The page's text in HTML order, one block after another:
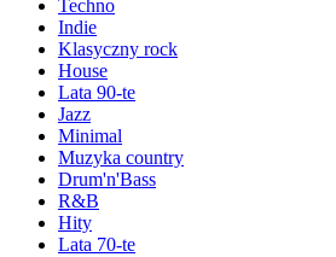
Techno
Indie
Klasyczny rock
House
Lata 90-te
Jazz
Minimal
Muzyka country
Drum'n'Bass
R&B
Hity
Lata 70-te